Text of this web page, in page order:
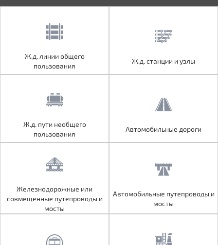
Ж.д. линии общего
пользования
Ж.д. пути необщего
пользования
Автомобильные дороги
Железнодорожные или
совмещенные путепроводы и
мосты
Автомобильные путепроводы и
мосты
Ж.д. линии общего
пользования
Ж.д. станции и узлы
Ж.д. пути необщего
пользования
Автомобильные дороги
Железнодорожные или
совмещенные путепроводы и
мосты
Автомобильные путепроводы и
мосты